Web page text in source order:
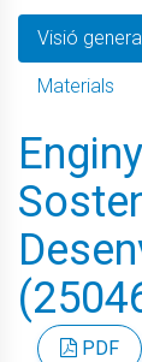
Visió
Materials
PDF